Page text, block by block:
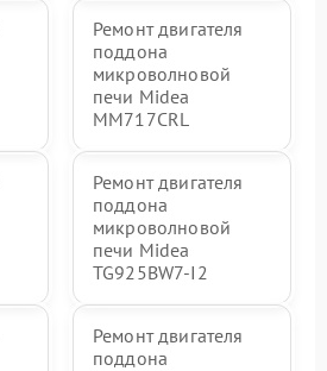
Ремонт двигателя
поддона
микроволновой
печи Midea
MM717CRL
Ремонт двигателя
поддона
микроволновой
печи Midea
TG925BW7-I2
Ремонт двигателя
поддона